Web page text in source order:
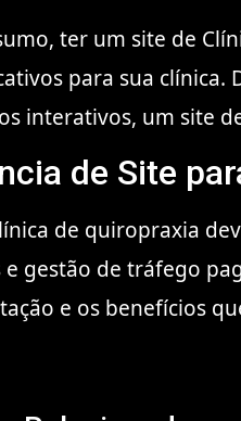
ter um site de
para sua
interativos, um site
de Site
de quiropraxia
e gestão de tráfego
e os benefícios